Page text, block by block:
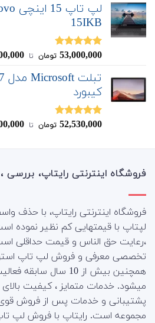
15IKB
نمره5.00
53,000,000 تومان ‌ تا ‌
کیبورد
نمره4.83
52,530,000 تومان ‌ تا ‌
فروشگاه اینترنتی رایتاپ،
فروشگاه اینترنتی رایتاپ، با حذف
لپتاپ با قیمتهایی کم نظیر نموده
،رعایت حق الناس و قیمت حداقلی
تخصصی معرفی و فروش لپ تاپ
همچنین بیش از 10 سال
میشود. خدمات متمایز ، کیفیت
پشتیبانی و خدمات پس از فروش قوی
مجموعه است. رایتاپ با فروش لپ